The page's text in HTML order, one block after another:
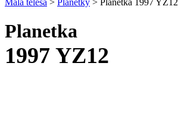
Malá tělesa > Planetky > Planetka 1997 YZ12
Planetka
1997 YZ12